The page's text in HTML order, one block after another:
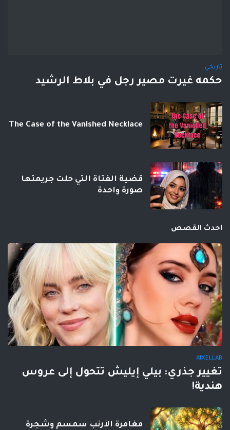
تاريخي
حكمه غيرت مصير رجل في بلاط الرشيد
The Case of the Vanished Necklace
قضية الفتاة التي حلت جريمتها
صورة واحدة
احدث القصص
AIXELLAB
تغيير جذري: بيلي إيليش تتحول إلى عروس
هندية!
مغامرة الأرنب سمسم وشجرة